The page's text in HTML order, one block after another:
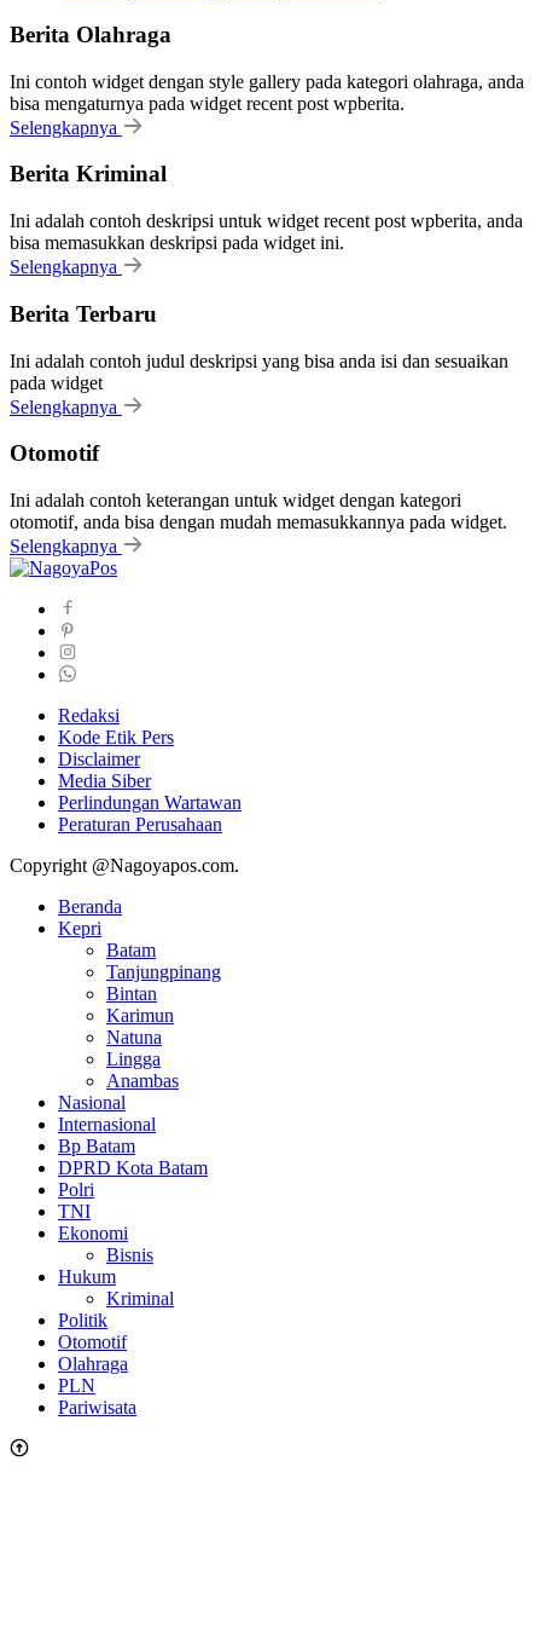
Berita Olahraga
Ini contoh widget dengan style gallery pada kategori olahraga, anda
bisa mengaturnya pada widget recent post wpberita.
Selengkapnya
Berita Kriminal
Ini adalah contoh deskripsi untuk widget recent post wpberita, anda
bisa memasukkan deskripsi pada widget ini.
Selengkapnya
Berita Terbaru
Ini adalah contoh judul deskripsi yang bisa anda isi dan sesuaikan
pada widget
Selengkapnya
Otomotif
Ini adalah contoh keterangan untuk widget dengan kategori
otomotif, anda bisa dengan mudah memasukkannya pada widget.
Selengkapnya
Redaksi
Kode Etik Pers
Disclaimer
Media Siber
Perlindungan Wartawan
Peraturan Perusahaan
Copyright @Nagoyapos.com.
Beranda
Kepri
Batam
Tanjungpinang
Bintan
Karimun
Natuna
Lingga
Anambas
Nasional
Internasional
Bp Batam
DPRD Kota Batam
Polri
TNI
Ekonomi
Bisnis
Hukum
Kriminal
Politik
Otomotif
Olahraga
PLN
Pariwisata